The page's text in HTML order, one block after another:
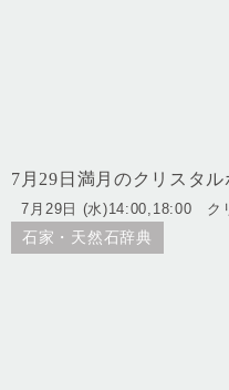
7月29日満月のクリスタ
7月29日 (水)14:00,18:00 ク
石家・天然石辞典